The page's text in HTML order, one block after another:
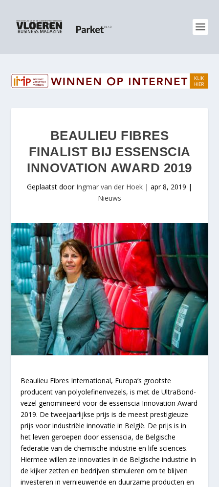
BEAULIEU FIBRES
FINALIST BIJ ESSENSCIA
INNOVATION AWARD 2019
Geplaatst door Ingmar van der Hoek | apr 8, 2019 |
Nieuws
Beaulieu Fibres International, Europa’s grootste
producent van polyolefinenvezels, is met de UltraBond-
vezel genomineerd voor de essenscia Innovation Award
2019. De tweejaarlijkse prijs is de meest prestigieuze
prijs voor industriële innovatie in België. De prijs is in
het leven geroepen door essenscia, de Belgische
federatie van de chemische industrie en life sciences.
Hiermee willen ze innovaties in de Belgische industrie in
de kijker zetten en bedrijven stimuleren om te blijven
investeren in vernieuwende en duurzame producten en